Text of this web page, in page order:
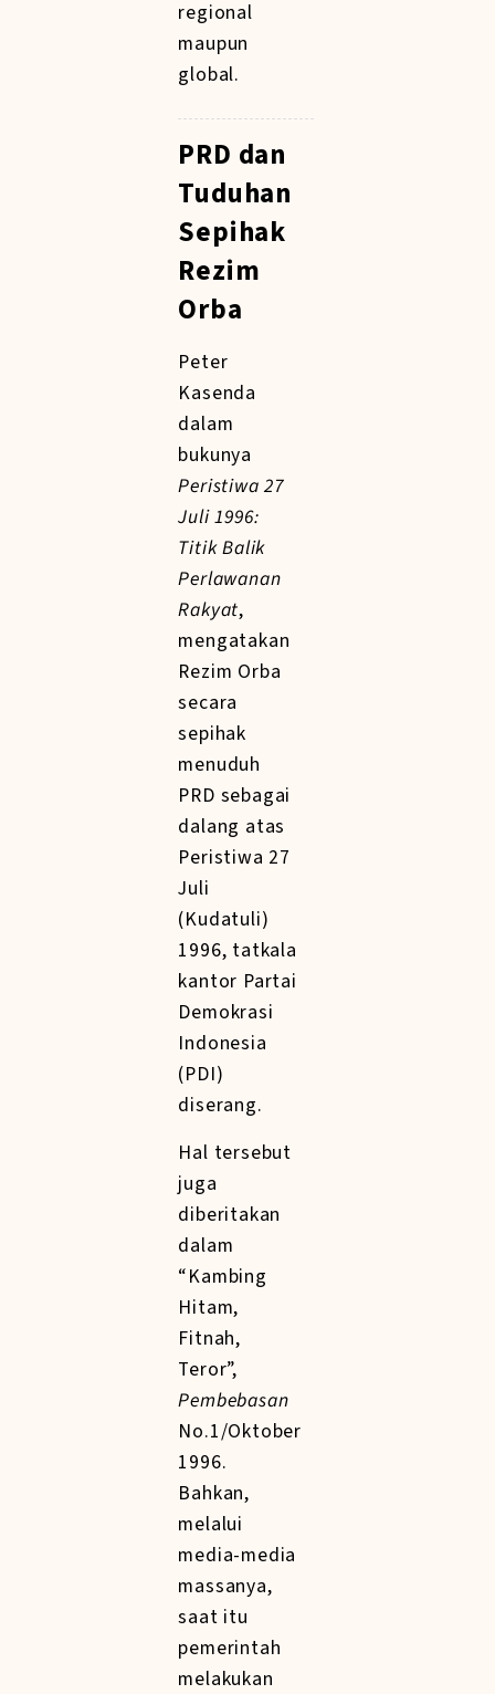
regional
maupun
global.
PRD dan
Tuduhan
Sepihak
Rezim
Orba
Peter
Kasenda
dalam
bukunya
Peristiwa 27
Juli 1996:
Titik Balik
Perlawanan
Rakyat,
mengatakan
Rezim Orba
secara
sepihak
menuduh
PRD sebagai
dalang atas
Peristiwa 27
Juli
(Kudatuli)
1996, tatkala
kantor Partai
Demokrasi
Indonesia
(PDI)
diserang.
Hal tersebut
juga
diberitakan
dalam
“Kambing
Hitam,
Fitnah,
Teror”,
Pembebasan
No.1/Oktober
1996.
Bahkan,
melalui
media-media
massanya,
saat itu
pemerintah
melakukan